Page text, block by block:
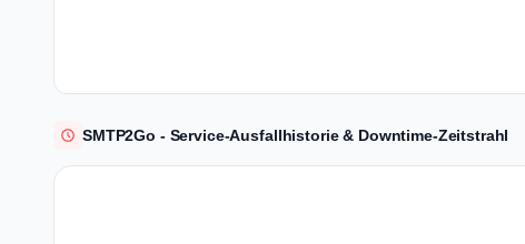
SMTP2Go - Service-Ausfallhistorie & Downtime-Zeitstrahl